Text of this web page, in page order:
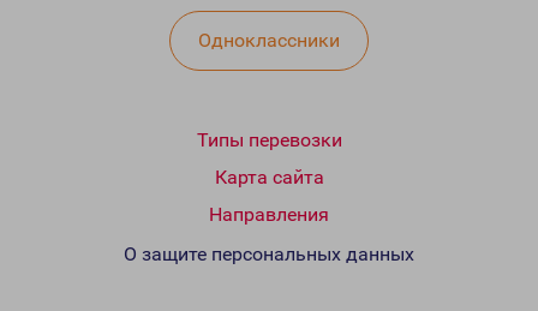
Одноклассники
Типы перевозки
Карта сайта
Направления
О защите персональных данных